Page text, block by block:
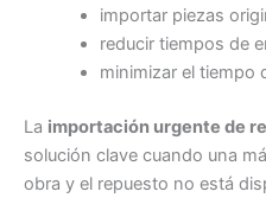
importar piezas
reducir tiempos de
minimizar el tiempo
La importación urgente de
solución clave cuando una
obra y el repuesto no está